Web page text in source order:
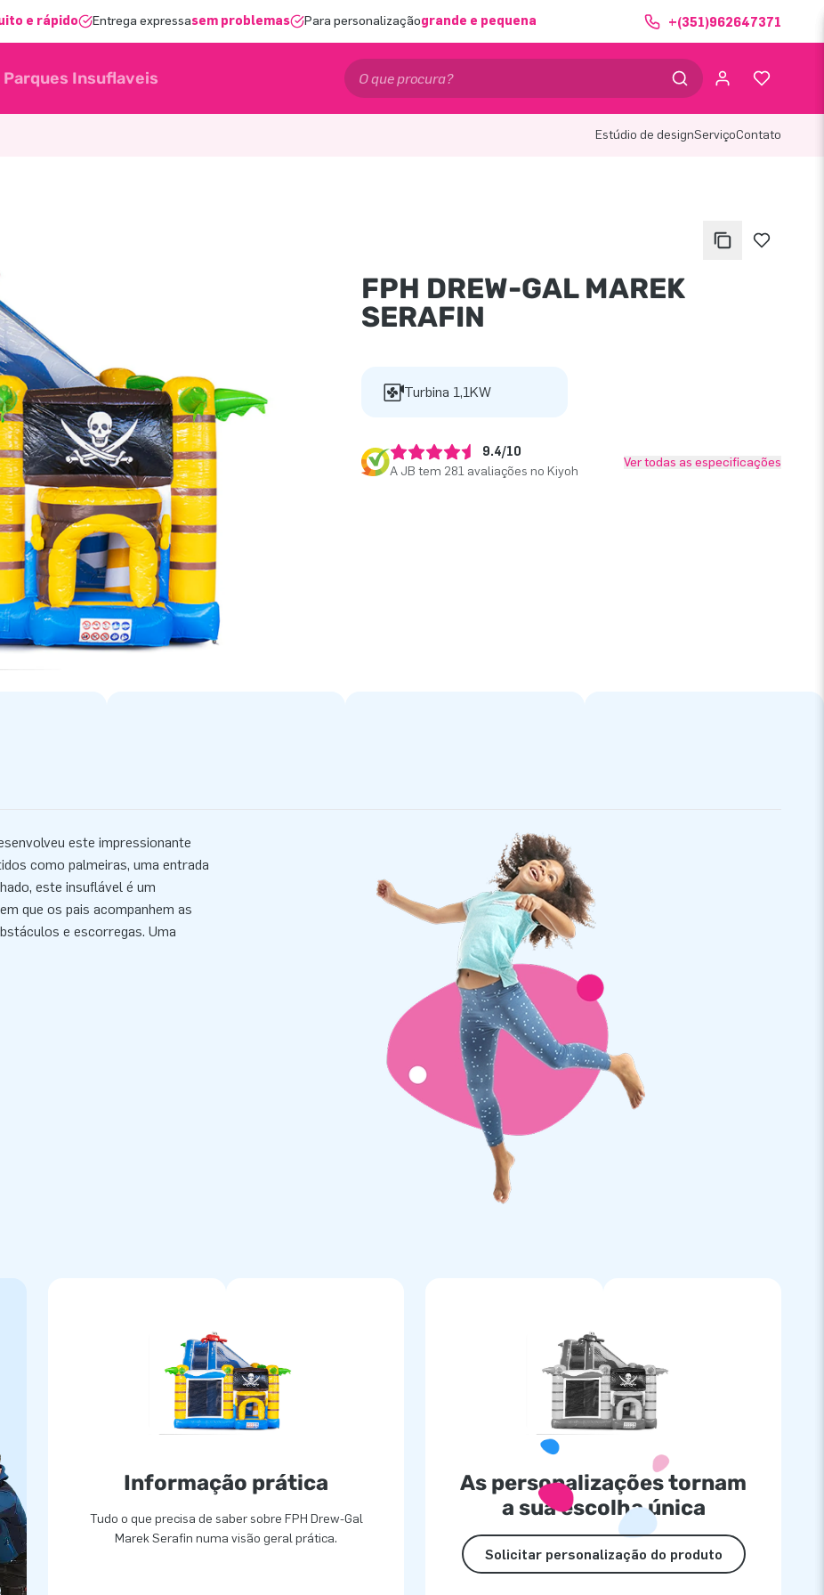
e rápido Entrega expressasem problemas Para personalizaçãogrande e pequena +(351)962647371
Insuflaveis
Estúdio de designServiçoContato
FPH DREW-GAL MAREK
SERAFIN
Turbina 1,1KW
9.4/10
A JB tem 281 avaliações no Kiyoh
Ver todas as especificações
este impressionante
como palmeiras, uma entrada
este insuflável é um
que os pais acompanhem as
e escorregas. Uma
Informação prática
Tudo o que precisa de saber sobre FPH Drew-Gal
Marek Serafin numa visão geral prática.
As personalizações tornam
a sua escolha única
Solicitar personalização do produto